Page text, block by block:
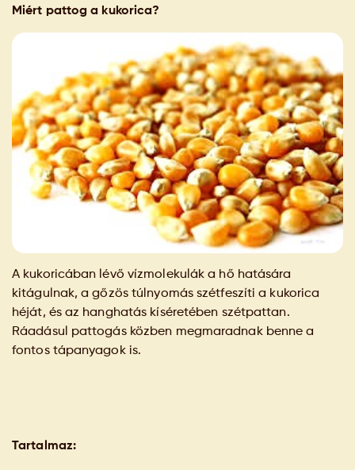
Miért pattog a kukorica?
A kukoricában lévő vízmolekulák a hő hatására
kitágulnak, a gőzös túlnyomás szétfeszíti a kukorica
héját, és az hanghatás kíséretében szétpattan.
Ráadásul pattogás közben megmaradnak benne a
fontos tápanyagok is.
Tartalmaz: